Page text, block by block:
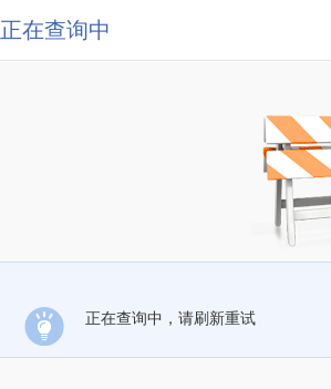
正在查询中
正在查询中，请刷新重试